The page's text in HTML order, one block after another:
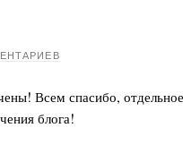
Всем спасибо,
блога!